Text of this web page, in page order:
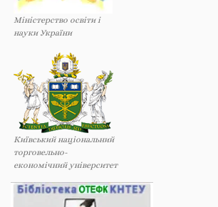
Міністерство освіти і
науки України
Київський національний
торговельно-
економічний університет